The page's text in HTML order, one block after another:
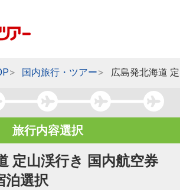
国内旅行・ツアー 広島発北海道
旅行内容選択
定山渓行き 国内航空券
泊選択